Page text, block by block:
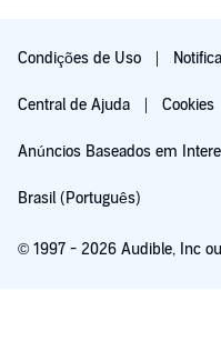
Condições de Uso
Central de Ajuda Cookies
Anúncios Baseados em
Brasil (Português)
© 1997 - 2026 Audible, Inc